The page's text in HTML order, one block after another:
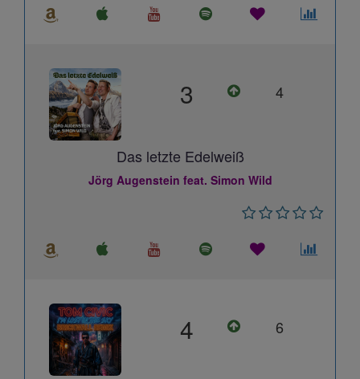
3 4
Das letzte Edelweiß
Jörg Augenstein feat. Simon Wild
4 6